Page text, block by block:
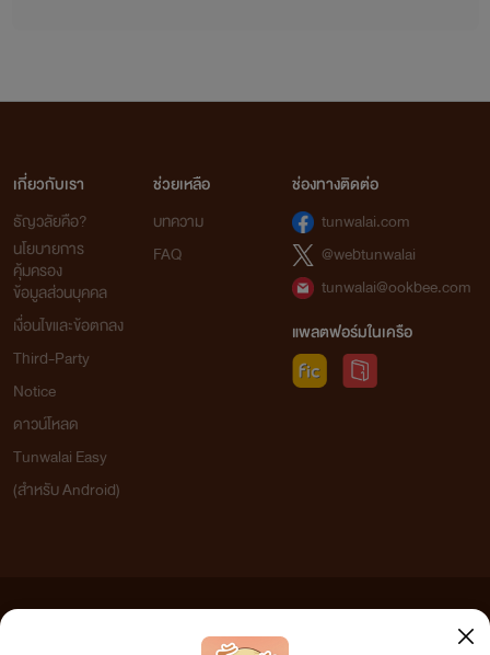
เกี่ยวกับเรา
ธัญวลัยคือ?
นโยบายการ
คุ้มครอง
ข้อมูลส่วนบุคคล
เงื่อนไขและข้อตกลง
Third-Party
Notice
ดาวน์โหลด
Tunwalai Easy
(สำหรับ Android)
ช่วยเหลือ
บทความ
FAQ
ช่องทางติดต่อ
tunwalai.com
@webtunwalai
tunwalai@ookbee.com
แพลตฟอร์มในเครือ
เว็บไซต์แห่งนี้ไม่ได้เห็นด้วยและไม่ขอรับผิดชอบต่อข้อความใดๆ ทั้งสิ้น ดังนั้นผู้อ่านทุกท่านโปรดใช้